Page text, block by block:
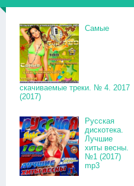
Самые
скачиваемые треки. № 4. 2017
(2017)
Русская
дискотека.
Лучшие
хиты весны.
№1 (2017)
mp3